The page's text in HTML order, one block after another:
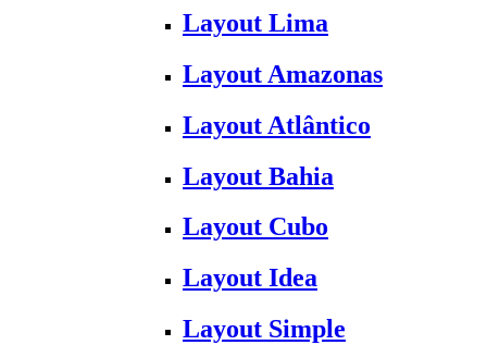
Layout Lima
Layout Amazonas
Layout Atlântico
Layout Bahia
Layout Cubo
Layout Idea
Layout Simple